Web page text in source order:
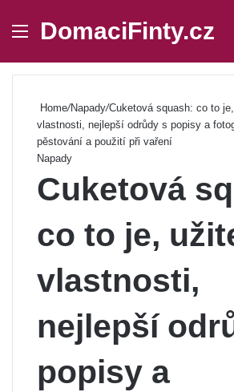
Menu
DomaciFinty.cz
Home/Napady/Cuketová squash: co to
vlastnosti, nejlepší odrůdy s popisy a
pěstování a použití při vaření
Napady
Cuketová
co to je,
vlastnosti,
nejlepší
popisy a